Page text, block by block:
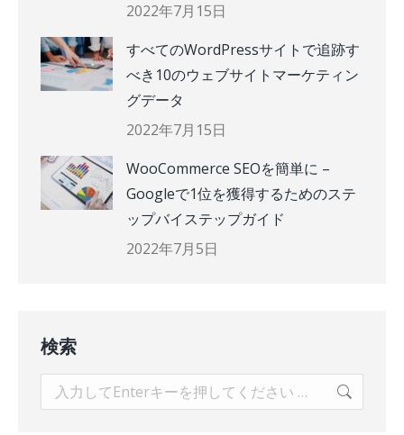
2022年7月15日
すべてのWordPressサイトで追跡す
べき10のウェブサイトマーケティン
グデータ
2022年7月15日
WooCommerce SEOを簡単に –
Googleで1位を獲得するためのステ
ップバイステップガイド
2022年7月5日
検索
索: